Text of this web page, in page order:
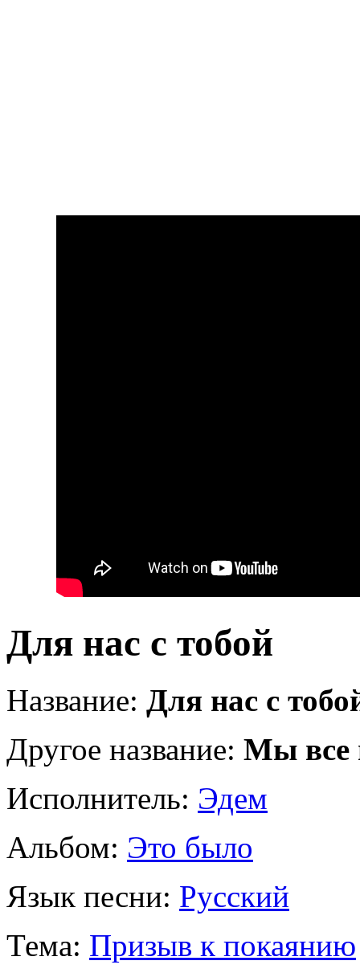
Для нас с тобой
Название: Для нас с
Другое название: Мы все
Исполнитель: Эдем
Альбом: Это было
Язык песни: Русский
Тема: Призыв к покаянию